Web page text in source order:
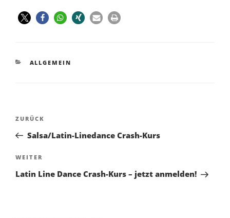
ALLGEMEIN
ZURÜCK
Salsa/Latin-Linedance Crash-Kurs
WEITER
Latin Line Dance Crash-Kurs – jetzt anmelden!